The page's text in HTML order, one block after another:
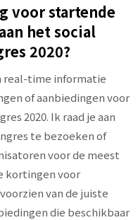
voor startende
het social
2020?
real-time informatie
of aanbiedingen voor
2020. Ik raad je aan
te bezoeken of
voor de meest
kortingen voor
van de juiste
die beschikbaar